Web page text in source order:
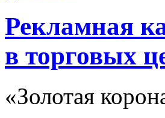
Рекламная
в торговых
«Золотая